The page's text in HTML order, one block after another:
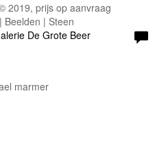
2019, prijs op aanvraag
Beelden | Steen
De Grote Beer
marmer